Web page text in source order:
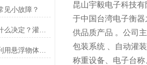
见小故障？
悬浮式皮带秤的原理是利用悬浮物体重力与浮力的平衡原理
昆山宇毅电子科技
于中国台湾电子衡
供品质产品 。公司
包装系统 、自动灌
称重设备、电子台